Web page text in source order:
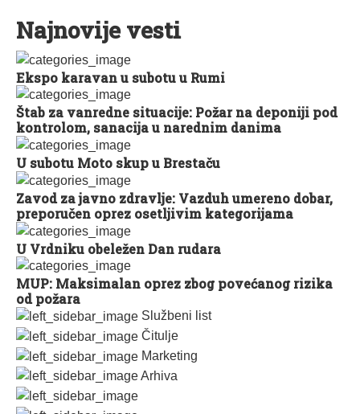
Službeni list
Čitulje
Marketing
Arhiva
Najnovije vesti
Ekspo karavan u subotu u Rumi
Štab za vanredne situacije: Požar na deponiji pod
kontrolom, sanacija u narednim danima
U subotu Moto skup u Brestaču
Zavod za javno zdravlje: Vazduh umereno dobar,
preporučen oprez osetljivim kategorijama
U Vrdniku obeležen Dan rudara
MUP: Maksimalan oprez zbog povećanog rizika
od požara